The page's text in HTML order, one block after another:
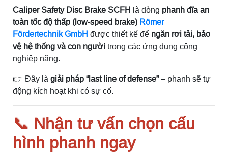
Caliper Safety Disc Brake SCFH là dòng phanh đĩa an
toàn tốc độ thấp (low-speed brake) Römer
Fördertechnik GmbH được thiết kế để ngăn rơi tải, bảo
vệ hệ thống và con người trong các ứng dụng công
nghiệp nặng.
👉 Đây là giải pháp “last line of defense”– phanh sẽ tự
động kích hoạt khi có sự cố.
📞 Nhận tư vấn chọn cấu
hình phanh ngay